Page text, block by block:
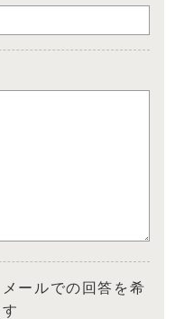
ールでの回答を希